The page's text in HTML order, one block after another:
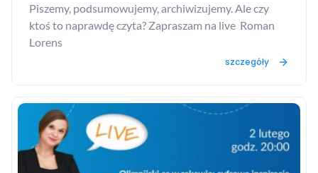
Piszemy, podsumowujemy, archiwizujemy. Ale czy
ktoś to naprawdę czyta? Zapraszam na live Roman
Lorens
szczegóły